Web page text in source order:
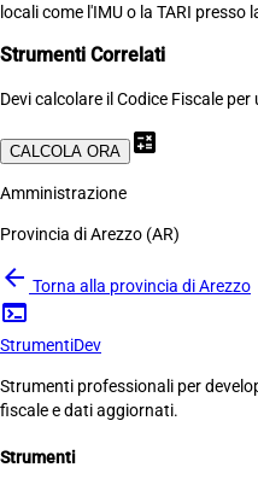
locali come l'IMU o la TARI presso
Strumenti Correlati
Devi calcolare il Codice Fiscale
CALCOLA ORA calculate
Amministrazione
Provincia di Arezzo (AR)
arrow_back Torna alla provincia di Arezzo
terminal
StrumentiDev
Strumenti professionali per
fiscale e dati aggiornati.
Strumenti